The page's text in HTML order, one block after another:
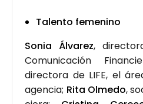
Talen­to feme­nino
Sonia Álva­rez,
Comu­ni­ca­ción
direc­to­ra de LIFE, el
agen­cia; Rita Olme­do,